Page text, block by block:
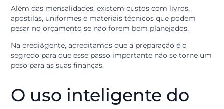
Ela abre portas, transforma carreiras e garante um
com mais oportunidades. No entanto, sabemos que
período também exige uma organização financeira
maior.
Além das mensalidades, existem custos com livros,
pesar no orçamento se não forem bem planejados.
Na credi&gente, acreditamos que a preparação é o